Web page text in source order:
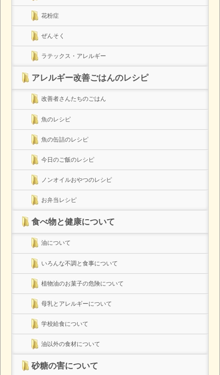
花粉症
ぜんそく
ラテックス・アレルギー
アレルギー改善ごはんのレシピ
改善者さんたちのごはん
魚のレシピ
魚の缶詰のレシピ
今日のご飯のレシピ
ノンオイルおやつのレシピ
お弁当レシピ
食べ物と健康について
油について
いろんな不調と食事について
植物油のお菓子の危険について
母乳とアレルギーについて
学校給食について
油以外の食材について
砂糖の害について